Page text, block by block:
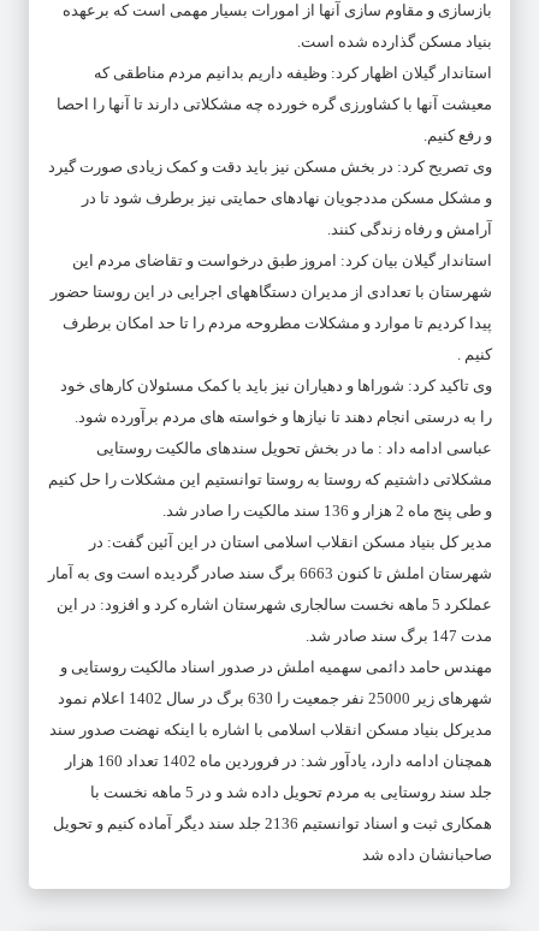
بازسازی و مقاوم سازی آنها از امورات بسیار مهمی است که برعهده
بنیاد مسکن گذارده شده است.
استاندار گیلان اظهار کرد: وظیفه داریم بدانیم مردم مناطقی که
معیشت آنها با کشاورزی گره خورده چه مشکلاتی دارند تا آنها را احصا
و رفع کنیم.
وی تصریح کرد: در بخش مسکن نیز باید دقت و کمک زیادی صورت گیرد
و مشکل مسکن مددجویان نهادهای حمایتی نیز برطرف شود تا در
آرامش و رفاه زندگی کنند.
استاندار گیلان بیان کرد: امروز طبق درخواست و تقاضای مردم این
شهرستان با تعدادی از مدیران دستگاههای اجرایی در این روستا حضور
پیدا کردیم تا موارد و مشکلات مطروحه مردم را تا حد امکان برطرف
کنیم .
وی تاکید کرد: شوراها و دهیاران نیز باید با کمک مسئولان کارهای خود
را به درستی انجام دهند تا نیازها و خواسته های مردم برآورده شود.
عباسی ادامه داد : ما در بخش تحویل سندهای مالکیت روستایی
مشکلاتی داشتیم که روستا به روستا توانستیم این مشکلات را حل کنیم
و طی پنج ماه 2 هزار و 136 سند مالکیت را صادر شد.
مدیر کل بنیاد مسکن انقلاب اسلامی استان در این آئین گفت: در
شهرستان املش تا کنون 6663 برگ سند صادر گردیده است وی به آمار
عملکرد 5 ماهه نخست سالجاری شهرستان اشاره کرد و افزود: در این
مدت 147 برگ سند صادر شد.
مهندس حامد دائمی سهمیه املش در صدور اسناد مالکیت روستایی و
شهرهای زیر 25000 نفر جمعیت را 630 برگ در سال 1402 اعلام نمود
مدیرکل بنیاد مسکن انقلاب اسلامی با اشاره با اینکه نهضت صدور سند
همچنان ادامه دارد، یادآور شد: در فروردین ماه 1402 تعداد 160 هزار
جلد سند روستایی به مردم تحویل داده شد و در 5 ماهه نخست با
همکاری ثبت و اسناد توانستیم 2136 جلد سند دیگر آماده کنیم و تحویل
صاحبانشان داده شد